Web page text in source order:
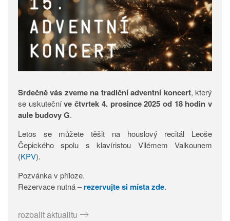
Srdečně vás zveme na tradiční adventní koncert, který
se uskutečníve čtvrtek 4. prosince 2025 od 18 hodin v
aule budovy G.
Letos se můžete těšit na houslový recitál Leoše
Čepického spolu s klavíristou Vilémem Valkounem
(KPV).
Pozvánka v příloze.
Rezervace nutná –rezervujte si místa zde.
rozbalit aktualitu